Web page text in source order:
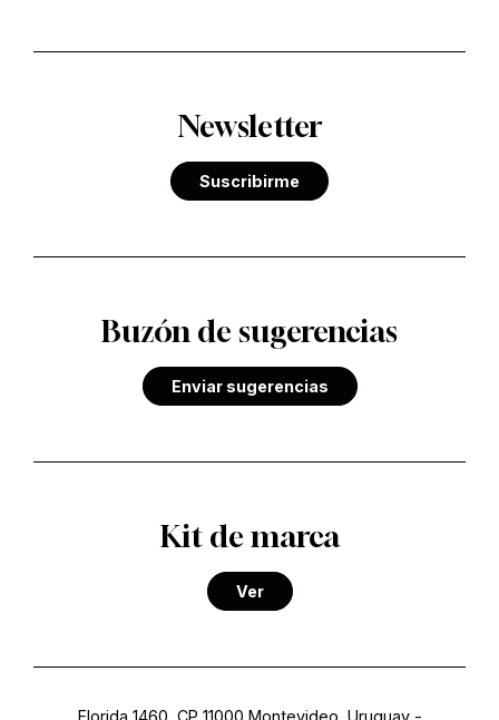
Newsletter
Suscribirme
Buzón de sugerencias
Enviar sugerencias
Kit de marca
Ver
Florida 1460, CP 11000 Montevideo, Uruguay-